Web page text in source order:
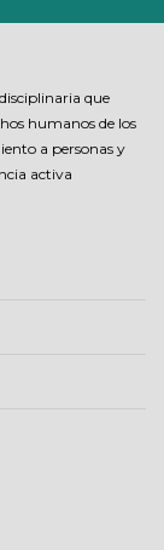
que
humanos de los
a personas y
activa